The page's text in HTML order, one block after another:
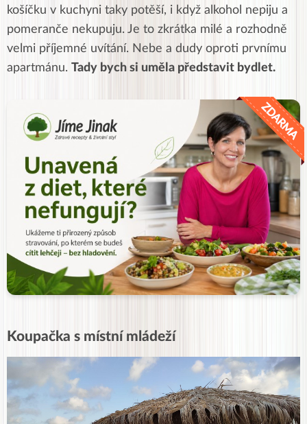
košíčku v kuchyni taky potěší, i když alkohol nepiju a
pomeranče nekupuju. Je to zkrátka milé a rozhodně
velmi příjemné uvítání. Nebe a dudy oproti prvnímu
apartmánu. Tady bych si uměla představit bydlet.
Koupačka s místní mládeží